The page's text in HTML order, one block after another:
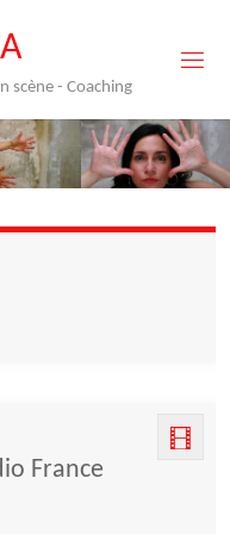
A
scène - Coaching
France